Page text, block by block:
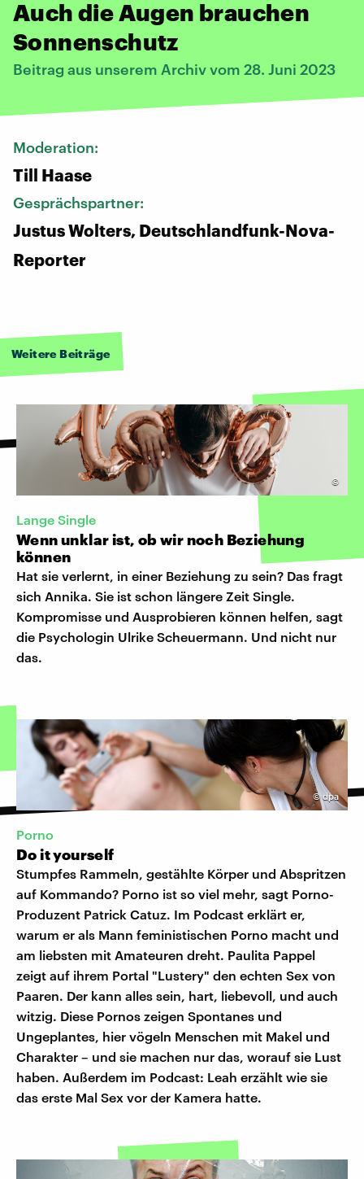
Auch die Augen brauchen
Sonnenschutz
Beitrag aus unserem Archiv vom 28. Juni 2023
Moderation:
Till Haase
Gesprächspartner:
Justus Wolters, Deutschlandfunk-Nova-
Reporter
Weitere Beiträge
©
Lange Single
Wenn unklar ist, ob wir noch Beziehung
können
Hat sie verlernt, in einer Beziehung zu sein? Das fragt
sich Annika. Sie ist schon längere Zeit Single.
Kompromisse und Ausprobieren können helfen, sagt
die Psychologin Ulrike Scheuermann. Und nicht nur
das.
© dpa
Porno
Do it yourself
Stumpfes Rammeln, gestählte Körper und Abspritzen
auf Kommando? Porno ist so viel mehr, sagt Porno-
Produzent Patrick Catuz. Im Podcast erklärt er,
warum er als Mann feministischen Porno macht und
am liebsten mit Amateuren dreht. Paulita Pappel
zeigt auf ihrem Portal "Lustery" den echten Sex von
Paaren. Der kann alles sein, hart, liebevoll, und auch
witzig. Diese Pornos zeigen Spontanes und
Ungeplantes, hier vögeln Menschen mit Makel und
Charakter – und sie machen nur das, worauf sie Lust
haben. Außerdem im Podcast: Leah erzählt wie sie
das erste Mal Sex vor der Kamera hatte.